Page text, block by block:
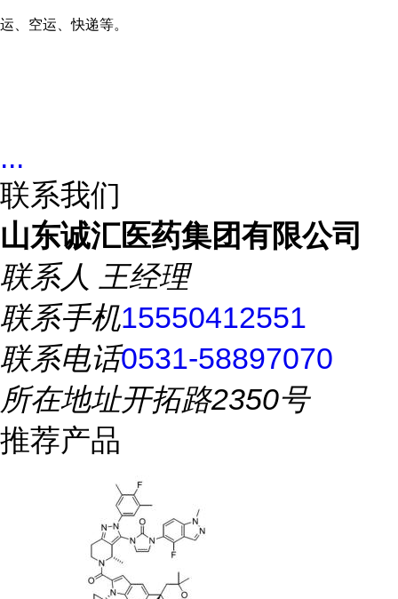
运、空运、快递等。
...
联系我们
山东诚汇医药集团有限公司
联系人 王经理
联系手机15550412551
联系电话0531-58897070
所在地址开拓路2350号
推荐产品